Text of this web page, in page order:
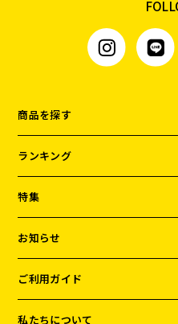
商品を探す
ランキング
特集
お知らせ
ご利用ガイド
私たちについて